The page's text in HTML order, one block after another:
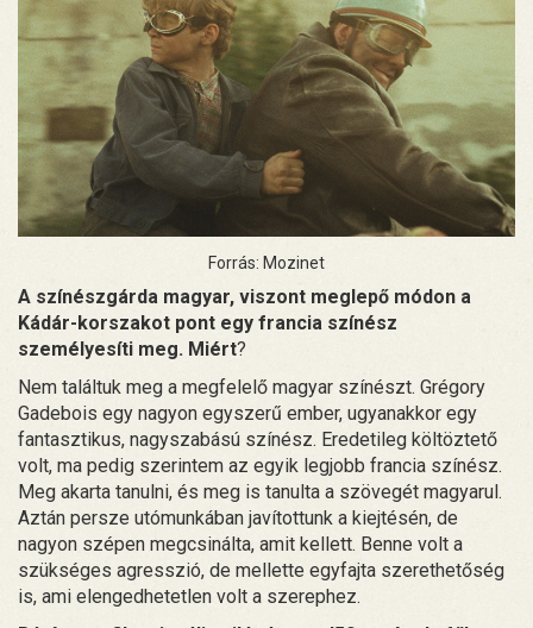
Forrás: Mozinet
A színészgárda magyar, viszont meglepő módon a
Kádár-korszakot pont egy francia színész
személyesíti meg. Miért?
Nem találtuk meg a megfelelő magyar színészt. Grégory
Gadebois egy nagyon egyszerű ember, ugyanakkor egy
fantasztikus, nagyszabású színész. Eredetileg költöztető
volt, ma pedig szerintem az egyik legjobb francia színész.
Meg akarta tanulni, és meg is tanulta a szövegét magyarul.
Aztán persze utómunkában javítottunk a kiejtésén, de
nagyon szépen megcsinálta, amit kellett. Benne volt a
szükséges agresszió, de mellette egyfajta szerethetőség
is, ami elengedhetetlen volt a szerephez.